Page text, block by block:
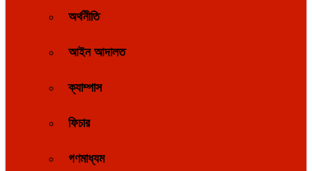
অর্থনীতি
আইন আদালত
ক্যাম্পাস
ফিচার
গণমাধ্যম